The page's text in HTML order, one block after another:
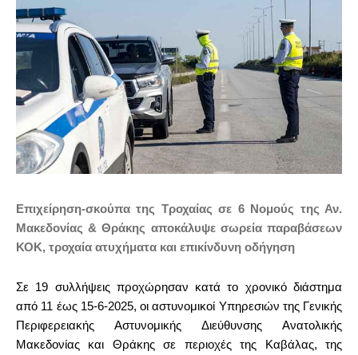
Επιχείρηση-σκούπα της Τροχαίας σε 6 Νομούς της Αν.
Μακεδονίας & Θράκης αποκάλυψε σωρεία παραβάσεων
ΚΟΚ, τροχαία ατυχήματα και επικίνδυνη οδήγηση
Σε 19 συλλήψεις προχώρησαν κατά το χρονικό διάστημα
από 11 έως 15-6-2025, οι αστυνομικοί Υπηρεσιών της Γενικής
Περιφερειακής Αστυνομικής Διεύθυνσης Ανατολικής
Μακεδονίας και Θράκης σε περιοχές της Καβάλας, της